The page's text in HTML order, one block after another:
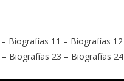
– Biografías 11 – Biografías 12
– Biografías 23 – Biografías 24